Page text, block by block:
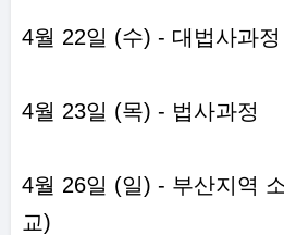
4월 22일 (수) - 대법사과정
4월 23일 (목) - 법사과정
4월 26일 (일) - 부산지역
교)